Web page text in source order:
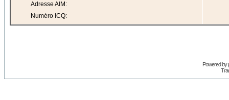
Adresse AIM:
Numéro ICQ:
Powered by